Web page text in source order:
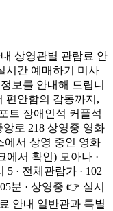
상영관별 관람료 안
시간 예매하기 미사
보를 안내해 드립니
편안함의 감동까지,
트 장애인석 커플석
로 218 상영중 영화
에서 상영 중인 영화
에서 확인) 모아나 ·
5 · 전체관람가 · 102
분 · 상영중 👉 실시
안내 일반관과 특별